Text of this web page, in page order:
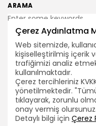
Çerez Aydınlatma
Web sitemizde,
kişiselleştirilmiş içerik
trafiğimizi analiz
kullanılmaktadır.
Çerez tercihleriniz
yönetilmektedir.
tıklayarak, zorunlu
onay vermiş olursunuz.
Detaylı bilgi için Çerez
2026 Bütün
ARAMA
BIZI TAKIP EDIN
ÖNCEKİ İÇERİK